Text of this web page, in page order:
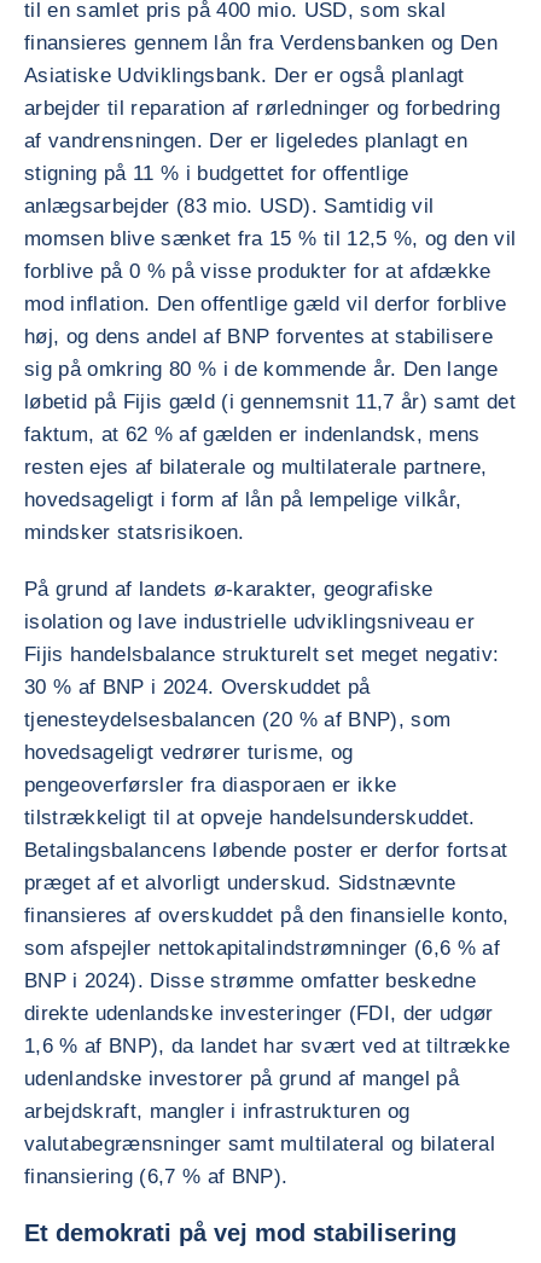
til en samlet pris på 400 mio. USD, som skal
finansieres gennem lån fra Verdensbanken og Den
Asiatiske Udviklingsbank. Der er også planlagt
arbejder til reparation af rørledninger og forbedring
af vandrensningen. Der er ligeledes planlagt en
stigning på 11 % i budgettet for offentlige
anlægsarbejder (83 mio. USD). Samtidig vil
momsen blive sænket fra 15 % til 12,5 %, og den vil
forblive på 0 % på visse produkter for at afdække
mod inflation. Den offentlige gæld vil derfor forblive
høj, og dens andel af BNP forventes at stabilisere
sig på omkring 80 % i de kommende år. Den lange
løbetid på Fijis gæld (i gennemsnit 11,7 år) samt det
faktum, at 62 % af gælden er indenlandsk, mens
resten ejes af bilaterale og multilaterale partnere,
hovedsageligt i form af lån på lempelige vilkår,
mindsker statsrisikoen.
På grund af landets ø-karakter, geografiske
isolation og lave industrielle udviklingsniveau er
Fijis handelsbalance strukturelt set meget negativ:
30 % af BNP i 2024. Overskuddet på
tjenesteydelsesbalancen (20 % af BNP), som
hovedsageligt vedrører turisme, og
pengeoverførsler fra diasporaen er ikke
tilstrækkeligt til at opveje handelsunderskuddet.
Betalingsbalancens løbende poster er derfor fortsat
præget af et alvorligt underskud. Sidstnævnte
finansieres af overskuddet på den finansielle konto,
som afspejler nettokapitalindstrømninger (6,6 % af
BNP i 2024). Disse strømme omfatter beskedne
direkte udenlandske investeringer (FDI, der udgør
1,6 % af BNP), da landet har svært ved at tiltrække
udenlandske investorer på grund af mangel på
arbejdskraft, mangler i infrastrukturen og
valutabegrænsninger samt multilateral og bilateral
finansiering (6,7 % af BNP).
Et demokrati på vej mod stabilisering